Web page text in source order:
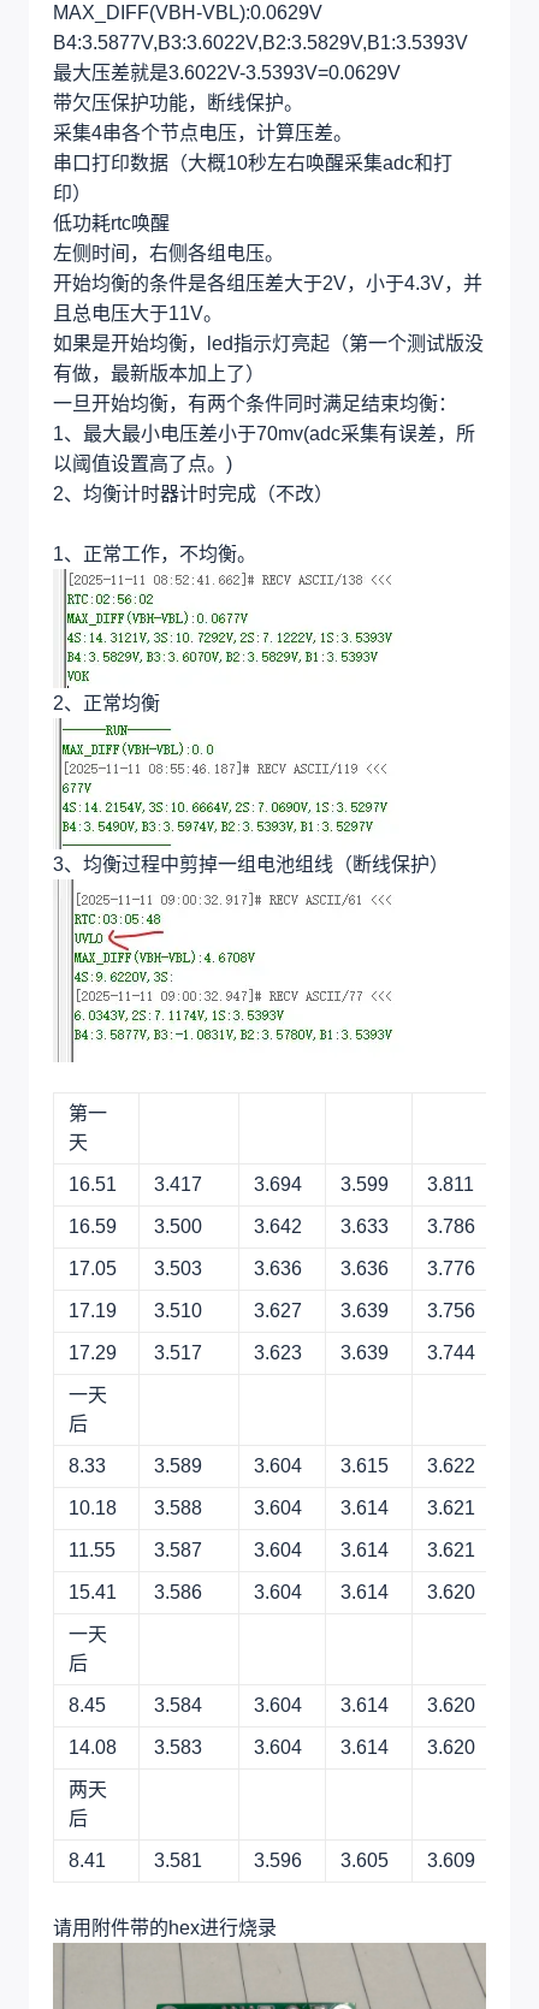
MAX_DIFF(VBH-VBL):0.0629V
B4:3.5877V,B3:3.6022V,B2:3.5829V,B1:3.5393V
最大压差就是3.6022V-3.5393V=0.0629V
带欠压保护功能，断线保护。
采集4串各个节点电压，计算压差。
串口打印数据（大概10秒左右唤醒采集adc和打
印）
低功耗rtc唤醒
左侧时间，右侧各组电压。
开始均衡的条件是各组压差大于2V，小于4.3V，并
且总电压大于11V。
如果是开始均衡，led指示灯亮起（第一个测试版没
有做，最新版本加上了）
一旦开始均衡，有两个条件同时满足结束均衡：
1、最大最小电压差小于70mv(adc采集有误差，所
以阈值设置高了点。)
2、均衡计时器计时完成（不改）
1、正常工作，不均衡。
2、正常均衡
3、均衡过程中剪掉一组电池组线（断线保护）
第一
天
16.51 3.417 3.694 3.599 3.811
16.59 3.500 3.642 3.633 3.786
17.05 3.503 3.636 3.636 3.776
17.19 3.510 3.627 3.639 3.756
17.29 3.517 3.623 3.639 3.744
一天
后
8.33 3.589 3.604 3.615 3.622
10.18 3.588 3.604 3.614 3.621
11.55 3.587 3.604 3.614 3.621
15.41 3.586 3.604 3.614 3.620
一天
后
8.45 3.584 3.604 3.614 3.620
14.08 3.583 3.604 3.614 3.620
两天
后
8.41 3.581 3.596 3.605 3.609
请用附件带的hex进行烧录